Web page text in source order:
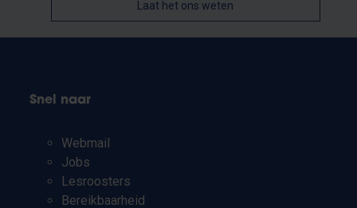
Laat het ons weten
Snel naar
Webmail
Jobs
Lesroosters
Bereikbaarheid